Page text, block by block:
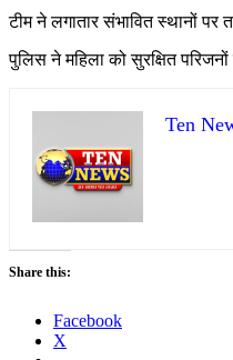
टीम ने लगातार संभावित स्थानों
पुलिस ने महिला को सुरक्षित
Ten
Share this:
Facebook
X